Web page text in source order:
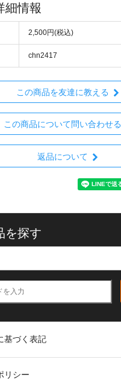
細情報
2,500円(税込)
chn2417
この商品を友達に教える
この商品について問い合わせる
返品について
を探す
基づく表記
リシー